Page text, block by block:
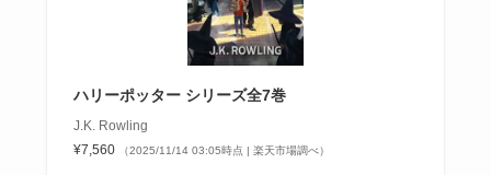
ハリーポッター シリーズ全7巻
J.K. Rowling
¥7,560
（2025/11/14 03:05時点 | 楽天市場調べ）